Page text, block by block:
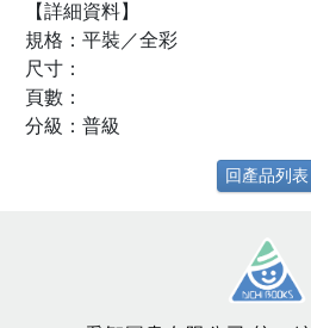
【詳細資料】
規格：平裝／全彩
尺寸：
頁數：
分級：普級
回產品列表